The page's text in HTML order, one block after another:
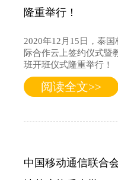
隆重举行！
2020年12月15日，泰
际合作云上签约仪式暨
班开班仪式隆重举行！
阅读全文>>
中国移动通信联合